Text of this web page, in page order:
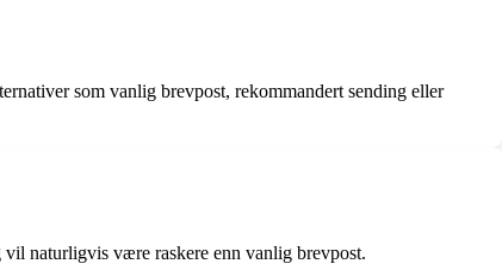
som vanlig brevpost, rekommandert sending eller
naturligvis være raskere enn vanlig brevpost.